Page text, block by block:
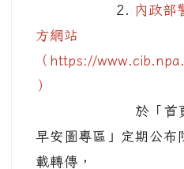
2.
內政部
方網站
（https://
）
於「首頁>資
早安圖專區」定期公布
載轉傳，